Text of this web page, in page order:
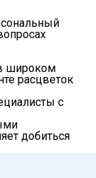
широком
расцветок
с
добиться